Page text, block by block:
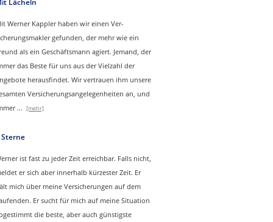
Lächeln
Werner Kappler haben wir einen Ver­
gefunden, der mehr wie ein
als ein Geschäftsmann agiert. Jemand, der
das Beste für uns aus der Vielzahl der
herausfindet. Wir vertrauen ihm unsere
Versicherungsangelegenheiten an, und
... [mehr]
Sterne
ist fast zu jeder Zeit erreichbar. Falls nicht,
er sich aber innerhalb kürzester Zeit. Er
mich über meine Versicherungen auf dem
Er sucht für mich auf meine Situation
die beste, aber auch günstigste